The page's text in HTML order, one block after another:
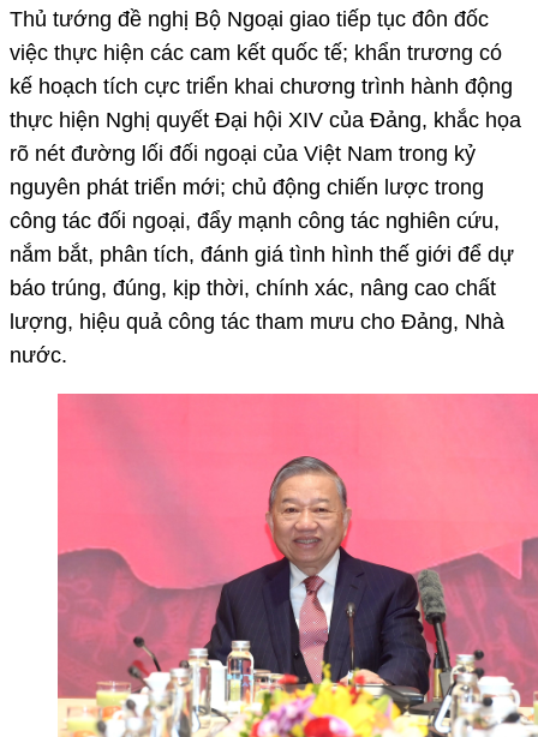
Thủ tướng đề nghị Bộ Ngoại giao tiếp tục đôn đốc
việc thực hiện các cam kết quốc tế; khẩn trương có
kế hoạch tích cực triển khai chương trình hành động
thực hiện Nghị quyết Đại hội XIV của Đảng, khắc họa
rõ nét đường lối đối ngoại của Việt Nam trong kỷ
nguyên phát triển mới; chủ động chiến lược trong
công tác đối ngoại, đẩy mạnh công tác nghiên cứu,
nắm bắt, phân tích, đánh giá tình hình thế giới để dự
báo trúng, đúng, kịp thời, chính xác, nâng cao chất
lượng, hiệu quả công tác tham mưu cho Đảng, Nhà
nước.